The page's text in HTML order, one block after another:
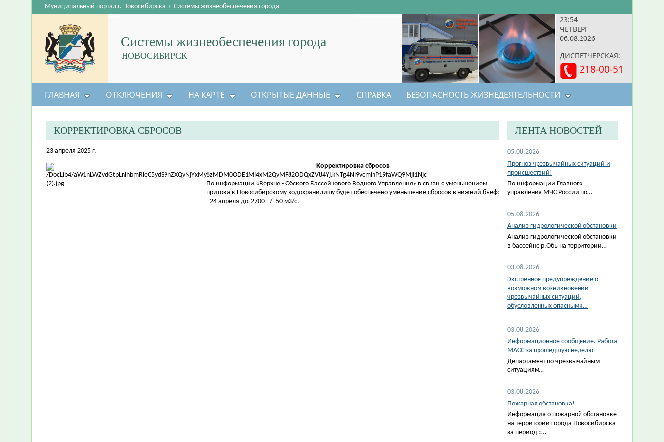
23:54
ЧЕТВЕРГ
06.08.2026
ДИСПЕТЧЕРСКАЯ:
218-00-51
Системы жизнеобеспечения города
НОВОСИБИРСК
Муниципальный портал г. Новосибирска › Системы жизнеобеспечения города
ГЛАВНАЯ ОТКЛЮЧЕНИЯ НА КАРТЕ ОТКРЫТЫЕ ДАННЫЕ СПРАВКА БЕЗОПАСНОСТЬ ЖИЗНЕДЕЯТЕЛЬНОСТИ
КОРРЕКТИРОВКА СБРОСОВ
23 апреля 2025 г.
Корректировка сбросов
По информации «Верхне - Обского Бассейнового Водного Управления» в связи с уменьшением
притока к Новосибирскому водохранилищу будет обеспечено уменьшение сбросов в нижний бьеф:
- 24 апреля до 2700 +/- 50 м3/с.
ЛЕНТА НОВОСТЕЙ
05.08.2026
Прогноз чрезвычайных ситуаций и
происшествий!
По информации Главного
управления МЧС России по…
05.08.2026
Анализ гидрологической обстановки
Анализ гидрологической обстановки
в бассейне р.Обь на территории…
03.08.2026
Экстренное предупреждение о
возможном возникновении
чрезвычайных ситуаций,
обусловленных опасными…
03.08.2026
Информационное сообщение. Работа
МАСС за прошедшую неделю
Департамент по чрезвычайным
ситуациям…
03.08.2026
Пожарная обстановка!
Информация о пожарной обстановке
на территории города Новосибирска
за период с…